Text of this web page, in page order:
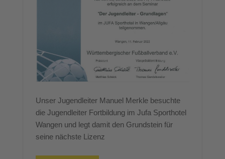
Unser Jugendleiter Manuel Merkle besuchte
die Jugendleiter Fortbildung im Jufa Sporthotel
Wangen und legt damit den Grundstein für
seine nächste Lizenz